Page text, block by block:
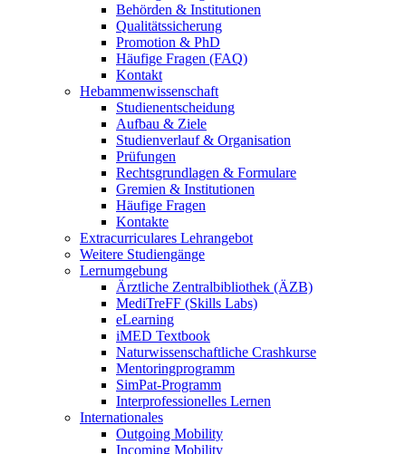
Behörden & Institutionen
Qualitätssicherung
Promotion & PhD
Häufige Fragen (FAQ)
Kontakt
Hebammenwissenschaft
Studienentscheidung
Aufbau & Ziele
Studienverlauf & Organisation
Prüfungen
Rechtsgrundlagen & Formulare
Gremien & Institutionen
Häufige Fragen
Kontakte
Extracurriculares Lehrangebot
Weitere Studiengänge
Lernumgebung
Ärztliche Zentralbibliothek (ÄZB)
MediTreFF (Skills Labs)
eLearning
iMED Textbook
Naturwissenschaftliche Crashkurse
Mentoringprogramm
SimPat-Programm
Interprofessionelles Lernen
Internationales
Outgoing Mobility
Incoming Mobility